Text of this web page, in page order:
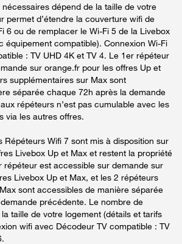
dépend de la taille de votre
permet d’étendre la couverture wifi de
6 ou de remplacer le Wi-Fi 5 de la Livebox
équipement compatible). Connexion Wi-Fi
: TV UHD 4K et TV 4. Le 1er répéteur
sur orange.fr pour les offres Up et
supplémentaires sur Max sont
séparée chaque 72h après la demande
répéteurs n’est pas cumulable avec les
via les autres offres.
Répéteurs Wifi 7 sont mis à disposition sur
Livebox Up et Max et restent la propriété
répéteur est accessible sur demande sur
Livebox Up et Max, et les 2 répéteurs
sont accessibles de manière séparée
précédente. Le nombre de
taille de votre logement (détails et tarifs
wifi avec Décodeur TV compatible : TV